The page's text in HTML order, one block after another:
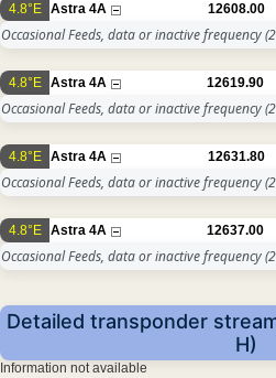
4.8°E Astra 4A 12608.00
Occasional Feeds, data or inactive frequency
4.8°E Astra 4A 12619.90
Occasional Feeds, data or inactive frequency
4.8°E Astra 4A 12631.80
Occasional Feeds, data or inactive frequency
4.8°E Astra 4A 12637.00
Occasional Feeds, data or inactive frequency
Detailed transponder
H)
Information not available